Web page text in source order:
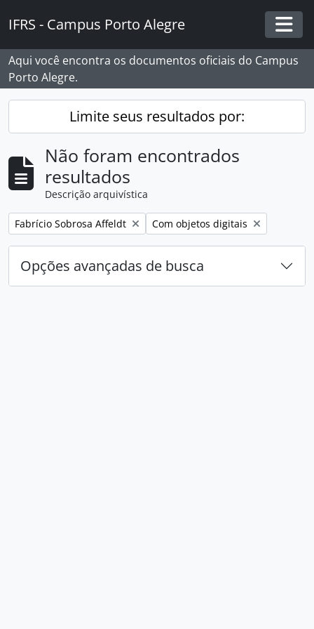
IFRS - Campus Porto Alegre
Aqui você encontra os documentos oficiais do Campus
Porto Alegre.
Limite seus resultados por:
Não foram encontrados
resultados
Descrição arquivística
Remover filtro:
Fabrício Sobrosa Affeldt Remover filtro:
Com objetos digitais
Opções avançadas de busca